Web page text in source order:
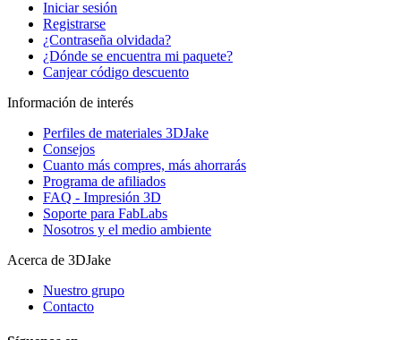
Iniciar sesión
Registrarse
¿Contraseña olvidada?
¿Dónde se encuentra mi paquete?
Canjear código descuento
Información de interés
Perfiles de materiales 3DJake
Consejos
Cuanto más compres, más ahorrarás
Programa de afiliados
FAQ - Impresión 3D
Soporte para FabLabs
Nosotros y el medio ambiente
Acerca de 3DJake
Nuestro grupo
Contacto